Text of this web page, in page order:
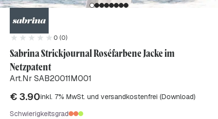
0 (0)
Sabrina Strickjournal Roséfarbene Jacke im
Netzpatent
Art.Nr SAB20011M001
€3.90inkl. 7% MwSt. und versandkostenfrei (Download)
Schwierigkeitsgrad